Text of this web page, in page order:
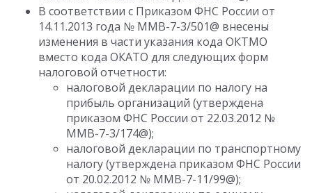
В соответствии с Приказом ФНС России от
14.11.2013 года № ММВ-7-3/501@ внесены
изменения в части указания кода ОКТМО
вместо кода ОКАТО для следующих форм
налоговой отчетности:
налоговой декларации по налогу на
прибыль организаций (утверждена
приказом ФНС России от 22.03.2012 №
ММВ-7-3/174@);
налоговой декларации по транспортному
налогу (утверждена приказом ФНС России
от 20.02.2012 № ММВ-7-11/99@);